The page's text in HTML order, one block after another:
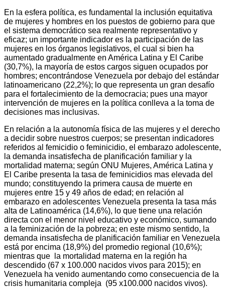
En la esfera política, es fundamental la inclusión equitativa
de mujeres y hombres en los puestos de gobierno para que
el sistema democrático sea realmente representativo y
eficaz; un importante indicador es la participación de las
mujeres en los órganos legislativos, el cual si bien ha
aumentado gradualmente en América Latina y El Caribe
(30,7%), la mayoría de estos cargos siguen ocupados por
hombres; encontrándose Venezuela por debajo del estándar
latinoamericano (22,2%); lo que representa un gran desafío
para el fortalecimiento de la democracia; pues una mayor
intervención de mujeres en la política conlleva a la toma de
decisiones mas inclusivas.
En relación a la autonomía física de las mujeres y el derecho
a decidir sobre nuestros cuerpos; se presentan indicadores
referidos al femicidio o feminicidio, el embarazo adolescente,
la demanda insatisfecha de planificación familiar y la
mortalidad materna; según ONU Mujeres, América Latina y
El Caribe presenta la tasa de feminicidios mas elevada del
mundo; constituyendo la primera causa de muerte en
mujeres entre 15 y 49 años de edad; en relación al
embarazo en adolescentes Venezuela presenta la tasa más
alta de Latinoamérica (14,6%), lo que tiene una relación
directa con el menor nivel educativo y económico, sumando
a la feminización de la pobreza; en este mismo sentido, la
demanda insatisfecha de planificación familiar en Venezuela
está por encima (18,9%) del promedio regional (10,6%);
mientras que la mortalidad materna en la región ha
descendido (67 x 100.000 nacidos vivos para 2015); en
Venezuela ha venido aumentando como consecuencia de la
crisis humanitaria compleja (95 x100.000 nacidos vivos).